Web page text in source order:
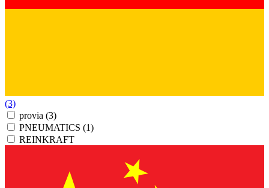
(3)
provia (3)
PNEUMATICS (1)
REINKRAFT